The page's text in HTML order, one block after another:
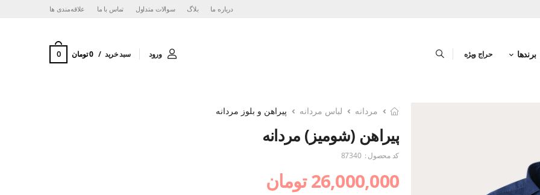
درباره ما بلاگ سوالات متداول تماس با ما ‌علاقه‌مندی ها
برندها حراج ویژه ورود سبد خرید 0 تومان 0
مردانه لباس مردانه پیراهن و بلوز مردانه
پیراهن (شومیز) مردانه
کد محصول : 87340
26,000,000 تومان